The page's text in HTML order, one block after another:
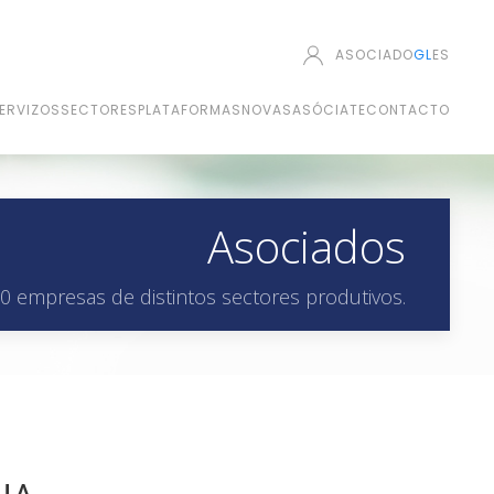
ASOCIADOGLES
SECTORESPLATAFORMASNOVASASÓCIATECONTACTO
Asociados
empresas de distintos sectores produtivos.